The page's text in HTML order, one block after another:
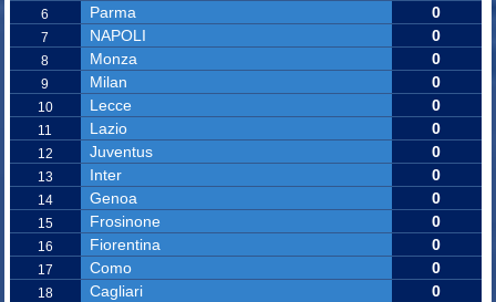
6 Parma 0
7 NAPOLI 0
8 Monza 0
9 Milan 0
10 Lecce 0
11 Lazio 0
12 Juventus 0
13 Inter 0
14 Genoa 0
15 Frosinone 0
16 Fiorentina 0
17 Como 0
18 Cagliari 0